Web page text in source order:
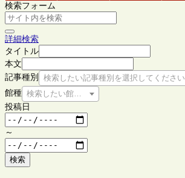
検索フォーム
詳細検索
タイトル
本文
記事種別
検索したい記事種別を選択してください
館種 検索したい館種を選択してください
投稿日
～
検索